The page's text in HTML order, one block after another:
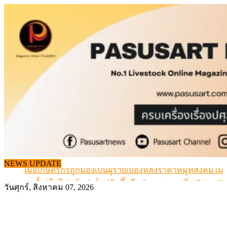
content
NEWS UPDATE
สกัดลักลอบนำเข้าเอ็นโคแช่แข็งกว่า 12.6 ตัน สมุทรสาคร
เมื่อเกษตรกรถูกมองเป็นผู้ร้ายเบื้องหลังราคาหมูที่สังคมไม่
สุดอั้น! ไข่ไก่หน้าฟาร์มปรับขึ้นอีก 6 บาท/แผง เริ่ม 7 ส.ค.69
วันศุกร์, สิงหาคม 07, 2026